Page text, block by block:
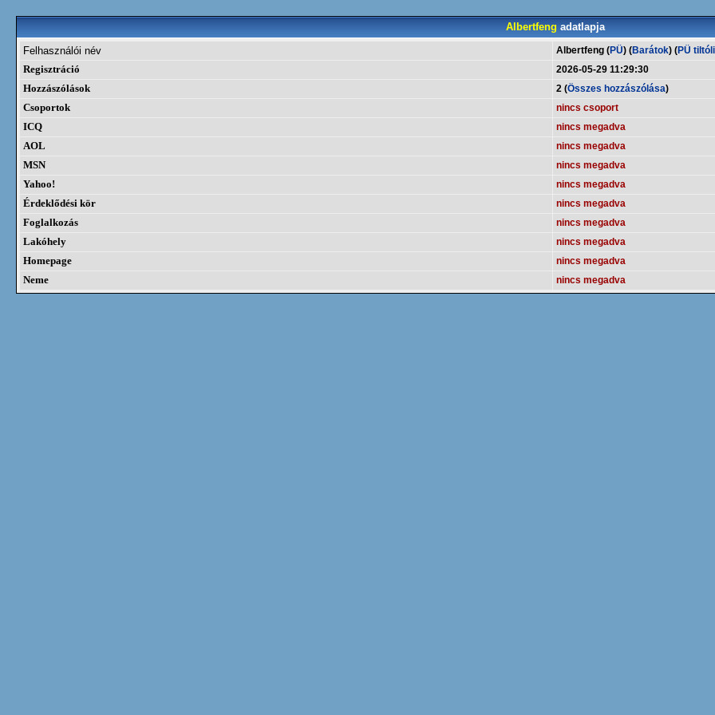
Albertfeng adatlapja
Felhasználói név
Albertfeng (PÜ) (Barátok) (PÜ
Regisztráció
2026-05-29 11:29:30
Hozzászólások
2 (Összes hozzászólása)
Csoportok
nincs csoport
ICQ
nincs megadva
AOL
nincs megadva
MSN
nincs megadva
Yahoo!
nincs megadva
Érdeklődési kör
nincs megadva
Foglalkozás
nincs megadva
Lakóhely
nincs megadva
Homepage
nincs megadva
Neme
nincs megadva